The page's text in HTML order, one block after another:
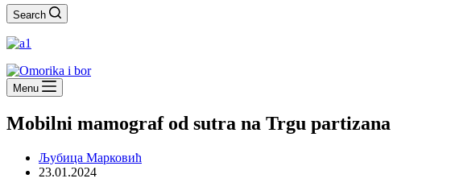
Search
Menu
Mobilni mamograf od sutra na Trgu partizana
Љубица Марковић
23.01.2024